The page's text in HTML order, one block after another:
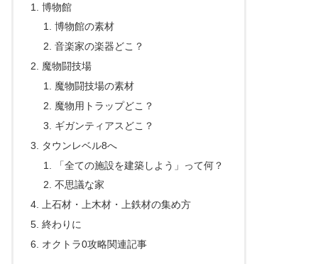
博物館
博物館の素材
音楽家の楽器どこ？
魔物闘技場
魔物闘技場の素材
魔物用トラップどこ？
ギガンティアスどこ？
タウンレベル8へ
「全ての施設を建築しよう」って何？
不思議な家
上石材・上木材・上鉄材の集め方
終わりに
オクトラ0攻略関連記事